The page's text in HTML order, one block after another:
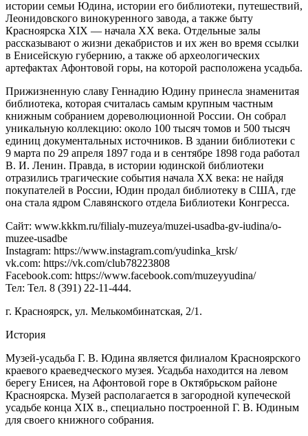
истории семьи Юдина, истории его библиотеки, путешествий,
Леонидовского винокуренного завода, а также быту
Красноярска XIX — начала XX века. Отдельные залы
рассказывают о жизни декабристов и их жен во время ссылки
в Енисейскую губернию, а также об археологических
артефактах Афонтовой горы, на которой расположена усадьба.
Прижизненную славу Геннадию Юдину принесла знаменитая
библиотека, которая считалась самым крупным частным
книжным собранием дореволюционной России. Он собрал
уникальную коллекцию: около 100 тысяч томов и 500 тысяч
единиц документальных источников. В здании библиотеки с
9 марта по 29 апреля 1897 года и в сентябре 1898 года работал
В. И. Ленин. Правда, в истории юдинской библиотеки
отразились трагические события начала XX века: не найдя
покупателей в России, Юдин продал библиотеку в США, где
она стала ядром Славянского отдела Библиотеки Конгресса.
Сайт: www.kkkm.ru/filialy-muzeya/muzei-usadba-gv-iudina/o-
muzee-usadbe
Instagram: https://www.instagram.com/yudinka_krsk/
vk.com: https://vk.com/club78223808
Facebook.com: https://www.facebook.com/muzeyyudina/
Тел: Тел. 8 (391) 22-11-444.
г. Красноярск, ул. Мелькомбинатская, 2/1.
История
Музей-усадьба Г. В. Юдина является филиалом Красноярского
краевого краеведческого музея. Усадьба находится на левом
берегу Енисея, на Афонтовой горе в Октябрьском районе
Красноярска. Музей располагается в загородной купеческой
усадьбе конца XIX в., специально построенной Г. В. Юдиным
для своего книжного собрания.